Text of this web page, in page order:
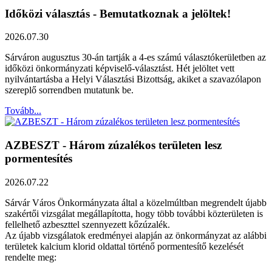
Időközi választás - Bemutatkoznak a jelöltek!
2026.07.30
Sárváron augusztus 30-án tartják a 4-es számú választókerületben az
időközi önkormányzati képviselő-választást. Hét jelöltet vett
nyilvántartásba a Helyi Választási Bizottság, akiket a szavazólapon
szereplő sorrendben mutatunk be.
Tovább...
AZBESZT - Három zúzalékos területen lesz
pormentesítés
2026.07.22
Sárvár Város Önkormányzata által a közelmúltban megrendelt újabb
szakértői vizsgálat megállapította, hogy több további közterületen is
fellelhető azbeszttel szennyezett kőzúzalék.
Az újabb vizsgálatok eredményei alapján az önkormányzat az alábbi
területek kalcium klorid oldattal történő pormentesítő kezelését
rendelte meg: